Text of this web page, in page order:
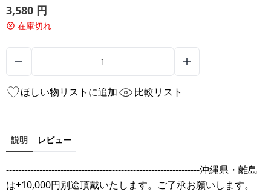
3,580 円
在庫切れ
ほしい物リストに追加 比較リスト
説明 レビュー
----------------------------------------------------------------沖縄県・離島
は+10,000円別途頂戴いたします。ご了承お願いします。